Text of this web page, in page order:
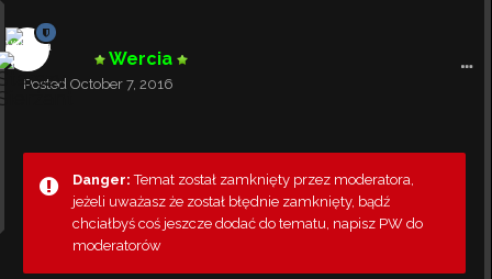
Wercia
Posted October 7, 2016
Danger: Temat został zamknięty przez moderatora,
jeżeli uważasz że został błędnie zamknięty, bądź
chciałbyś coś jeszcze dodać do tematu, napisz PW do
moderatorów